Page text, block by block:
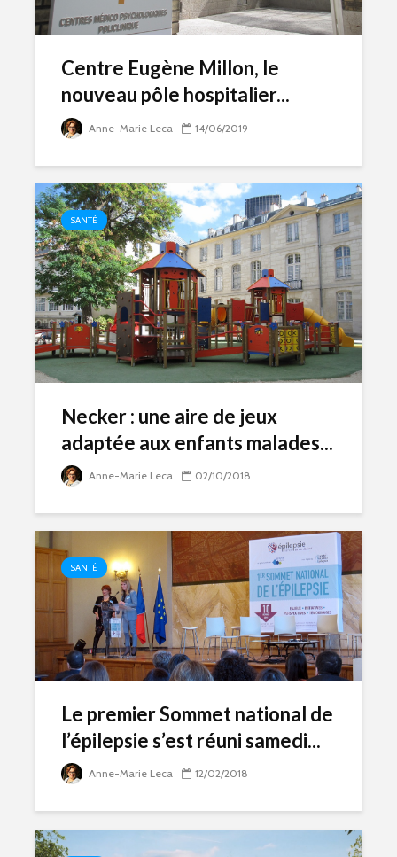
Centre Eugène Millon, le
nouveau pôle hospitalier...
Anne-Marie Leca 14/06/2019
SANTÉ
Necker : une aire de jeux
adaptée aux enfants malades...
Anne-Marie Leca 02/10/2018
SANTÉ
Le premier Sommet national de
l’épilepsie s’est réuni samedi...
Anne-Marie Leca 12/02/2018